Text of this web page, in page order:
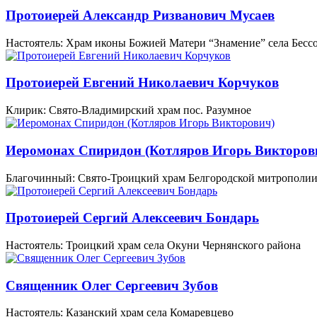
Протоиерей Александр Ризванович Мусаев
Настоятель: Храм иконы Божией Матери “Знамение” села
Протоиерей Евгений Николаевич Корчуков
Клирик: Свято-Владимирский храм пос. Разумное
Иеромонах Спиридон (Котляров Игорь
Благочинный: Свято-Троицкий храм Белгородской митрополии
Протоиерей Сергий Алексеевич Бондарь
Настоятель: Троицкий храм села Окуни Чернянского района
Священник Олег Сергеевич Зубов
Настоятель: Казанский храм села Комаревцево